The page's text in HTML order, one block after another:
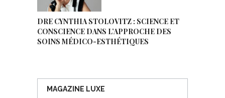
DRE CYNTHIA STOLOVITZ : SCIENCE ET
CONSCIENCE DANS L’APPROCHE DES
SOINS MÉDICO-ESTHÉTIQUES
MAGAZINE LUXE